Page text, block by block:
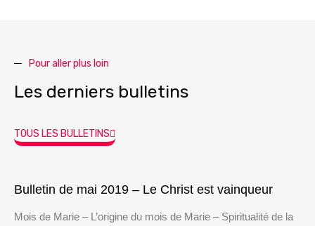
Pour aller plus loin
Les derniers bulletins
TOUS LES BULLETINS
Bulletin de mai 2019 – Le Christ est vainqueur
Mois de Marie – L’origine du mois de Marie – Spiritualité de la